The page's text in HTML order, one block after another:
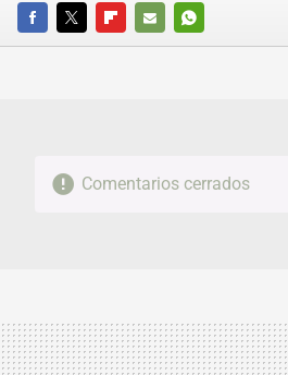
FACEBOOKTWITTERFLIPBOARD
E-
WHATSAPP
Comentarios cerrados